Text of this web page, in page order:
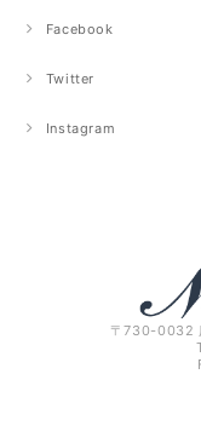
Facebook
Twitter
Instagram
〒730-0032